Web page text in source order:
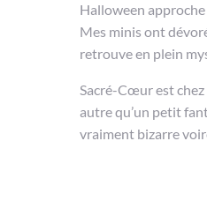
Halloween approche
Mes minis ont
retrouve en plein
Sacré-Cœur est chez
autre qu’un petit
vraiment bizarre